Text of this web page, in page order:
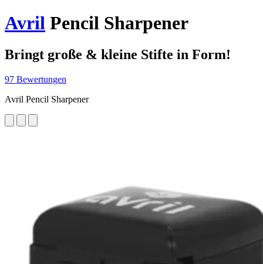
Avril Pencil Sharpener
Bringt große & kleine Stifte in Form!
97 Bewertungen
Avril Pencil Sharpener